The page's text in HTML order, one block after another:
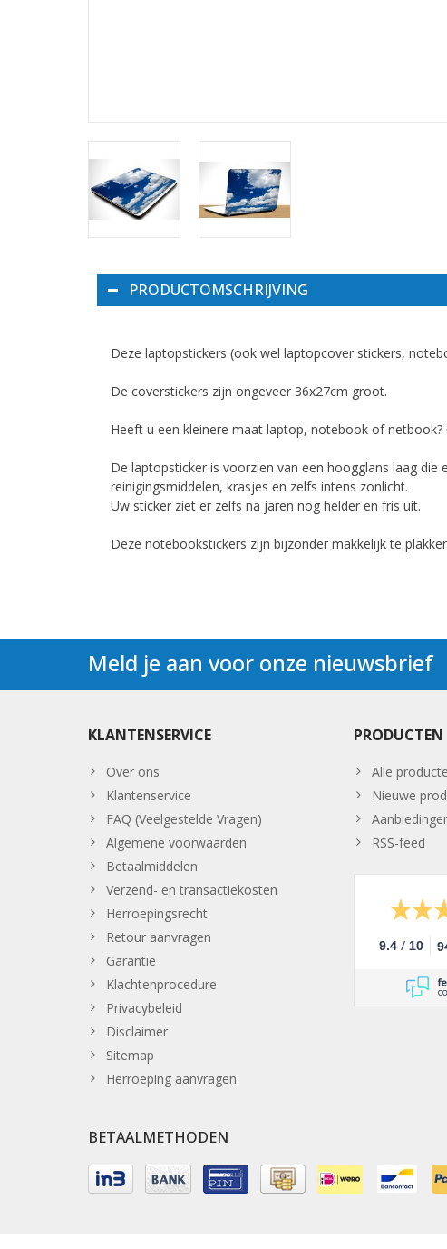
PRODUCTOMSCHRIJVING
Deze laptopstickers (ook wel laptopcover stickers,
De coverstickers zijn ongeveer 36x27cm groot.
Heeft u een kleinere maat laptop, notebook of
De laptopsticker is voorzien van een hoogglans laag
reinigingsmiddelen, krasjes en zelfs intens zonlicht.
Uw sticker ziet er zelfs na jaren nog helder en fris uit.
Deze notebookstickers zijn bijzonder makkelijk te
Meld je aan voor onze nieuwsbrief
KLANTENSERVICE
Over ons
Klantenservice
FAQ (Veelgestelde Vragen)
Algemene voorwaarden
Betaalmiddelen
Verzend- en transactiekosten
Herroepingsrecht
Retour aanvragen
Garantie
Klachtenprocedure
Privacybeleid
Disclaimer
Sitemap
Herroeping aanvragen
PRODUCTEN
Alle
Nieuwe
RSS-feed
9.4 / 10
BETAALMETHODEN